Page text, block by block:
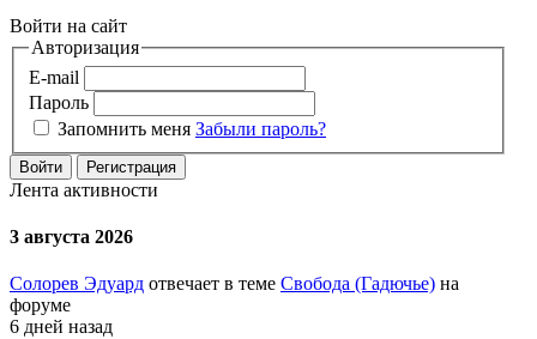
Войти на сайт
Авторизация
E-mail
Пароль
Запомнить меня Забыли пароль?
Войти Регистрация
Лента активности
3 августа 2026
Солорев Эдуард отвечает в теме Свобода (Гадючье) на
форуме
6 дней назад